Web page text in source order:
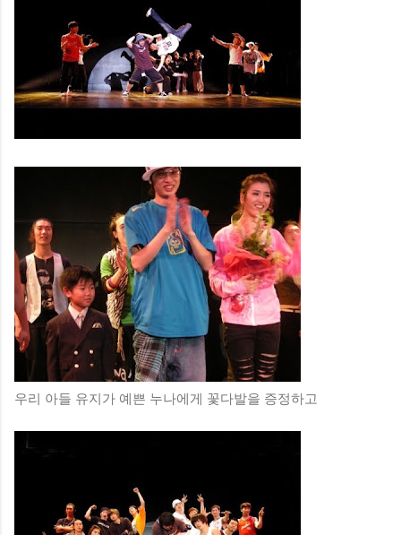
우리 아들 유지가 예쁜 누나에게 꽃다발을 증정하고